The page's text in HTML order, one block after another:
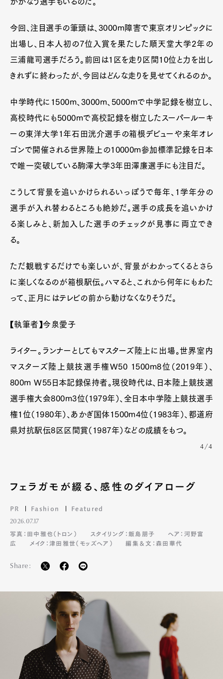
Art&DesignWatch
Fashion
Gourmet Cars
ProductCulture
今回、注目選手の筆頭は、3000m障害で東京オリンピックに
出場し、日本人初の7位入賞を果たした順天堂大学2年の
三浦龍司選手だろう。前回は1区を走り区間10位と力を出し
きれずに終わったが、今回はどんな走りを見せてくれるのか。
中学時代に1500m、3000m、5000mで中学記録を樹立し、
高校時代にも5000mで高校記録を樹立したスーパールーキ
ーの東洋大学1年石田洸介選手の箱根デビューや来年オレ
ゴンで開催される世界陸上の10000m参加標準記録を日本
で唯一突破している駒澤大学3年田澤廉選手にも注目だ。
こうして背景を追いかけられるいっぽうで毎年、1学年分の
選手が入れ替わるところも絶妙だ。選手の成長を追いかけ
る楽しみと、新加入した選手のチェックが見事に両立でき
る。
ただ観戦するだけでも楽しいが、背景がわかってくるとさら
に楽しくなるのが箱根駅伝。ハマると、これから何年にもわた
って、正月にはテレビの前から動けなくなりそうだ。
【執筆者】今泉愛子
ライター。ランナーとしてもマスターズ陸上に出場。世界室内
マスターズ陸上競技選手権W50 1500m8位（2019年）、
800m W55日本記録保持者。現役時代は、日本陸上競技選
選手権大会800m3位(1979年）、全日本中学陸上競技選手
権1位（1980年）、あかぎ国体1500m4位（1983年）、都道府
県対抗駅伝8区区間賞（1987年）などの成績をもつ。
4/4
フェラガモが綴る、感性のダイアローグ
PR Fashion Featured
2026.07.17
写真：田中雅也（トロン）
スタイリング：飯島朋子
ヘア：河野富
広
メイク：津田雅世（モッズヘア） 編集＆文：森田華代
Share: